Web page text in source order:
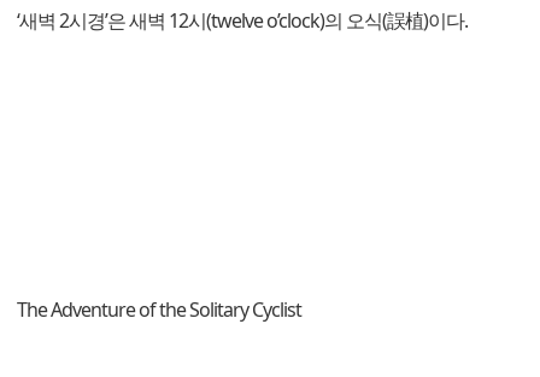
‘새벽 2시경’은 새벽 12시(twelve o’clock)의 오식(誤植)이다.
The Adventure of the Solitary Cyclist